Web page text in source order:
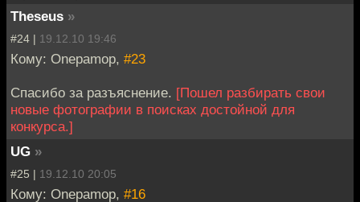
Theseus »
#24 | 19.12.10 19:46
Кому: Onepamop, #23
Спасибо за разъяснение. [Пошел разбирать свои
новые фотографии в поисках достойной для
конкурса.]
UG »
#25 | 19.12.10 20:05
Кому: Onepamop, #16